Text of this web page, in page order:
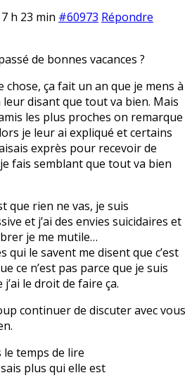
h 23 min #60973 Répondre
de bonnes vacances ?
chose, ça fait un an que je mens à
disant que tout va bien. Mais
les plus proches on remarque
je leur ai expliqué et certains
exprès pour recevoir de
fais semblant que tout va bien
que rien ne vas, je suis
et j’ai des envies suicidaires et
je me mutile…
qui le savent me disent que c’est
ce n’est pas parce que je suis
le droit de faire ça.
continuer de discuter avec vous
le temps de lire
plus qui elle est